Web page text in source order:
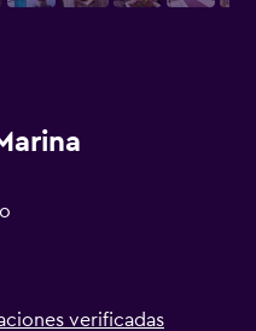
verificadas